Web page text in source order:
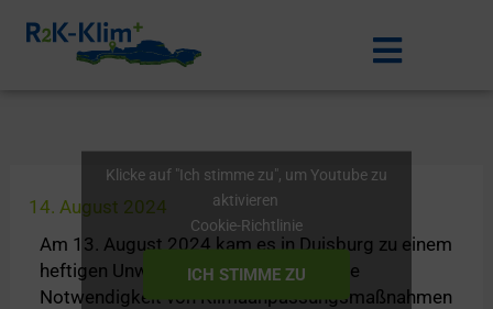
Inhalt
Menü
14. August 2024
Klicke auf "Ich stimme zu", um Youtube zu
aktivieren
Cookie-Richtlinie
ICH STIMME ZU
Am 13. August 2024 kam es in Duisburg zu einem
heftigen Unwetter, das eindrücklich die
Notwendigkeit von Klimaanpassungsmaßnahmen